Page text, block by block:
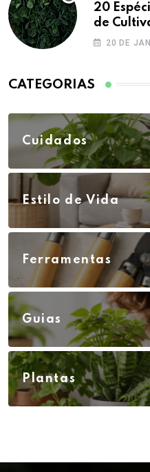
20
de
20 DE
CATEGORIAS
Cuidados
Estilo de Vida
Ferramentas
Guias
Plantas